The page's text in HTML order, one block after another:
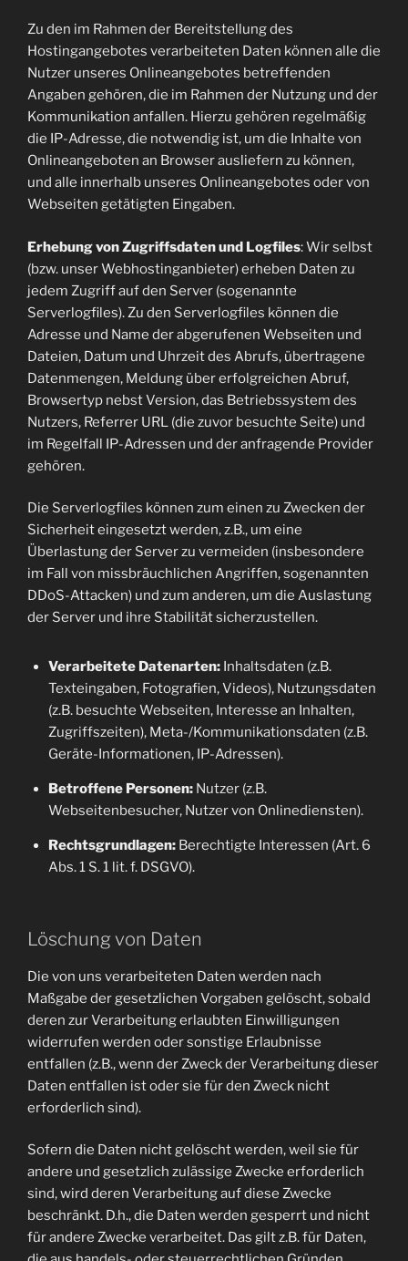
Zu den im Rahmen der Bereitstellung des
Hostingangebotes verarbeiteten Daten können alle die
Nutzer unseres Onlineangebotes betreffenden
Angaben gehören, die im Rahmen der Nutzung und der
Kommunikation anfallen. Hierzu gehören regelmäßig
die IP-Adresse, die notwendig ist, um die Inhalte von
Onlineangeboten an Browser ausliefern zu können,
und alle innerhalb unseres Onlineangebotes oder von
Webseiten getätigten Eingaben.
Erhebung von Zugriffsdaten und Logfiles: Wir selbst
(bzw. unser Webhostinganbieter) erheben Daten zu
jedem Zugriff auf den Server (sogenannte
Serverlogfiles). Zu den Serverlogfiles können die
Adresse und Name der abgerufenen Webseiten und
Dateien, Datum und Uhrzeit des Abrufs, übertragene
Datenmengen, Meldung über erfolgreichen Abruf,
Browsertyp nebst Version, das Betriebssystem des
Nutzers, Referrer URL (die zuvor besuchte Seite) und
im Regelfall IP-Adressen und der anfragende Provider
gehören.
Die Serverlogfiles können zum einen zu Zwecken der
Sicherheit eingesetzt werden, z.B., um eine
Überlastung der Server zu vermeiden (insbesondere
im Fall von missbräuchlichen Angriffen, sogenannten
DDoS-Attacken) und zum anderen, um die Auslastung
der Server und ihre Stabilität sicherzustellen.
Verarbeitete Datenarten:Inhaltsdaten (z.B.
Texteingaben, Fotografien, Videos), Nutzungsdaten
(z.B. besuchte Webseiten, Interesse an Inhalten,
Zugriffszeiten), Meta-/Kommunikationsdaten (z.B.
Geräte-Informationen, IP-Adressen).
Betroffene Personen:Nutzer (z.B.
Webseitenbesucher, Nutzer von Onlinediensten).
Rechtsgrundlagen:Berechtigte Interessen (Art. 6
Abs. 1 S. 1 lit. f. DSGVO).
Löschung von Daten
Die von uns verarbeiteten Daten werden nach
Maßgabe der gesetzlichen Vorgaben gelöscht, sobald
deren zur Verarbeitung erlaubten Einwilligungen
widerrufen werden oder sonstige Erlaubnisse
entfallen (z.B., wenn der Zweck der Verarbeitung dieser
Daten entfallen ist oder sie für den Zweck nicht
erforderlich sind).
Sofern die Daten nicht gelöscht werden, weil sie für
andere und gesetzlich zulässige Zwecke erforderlich
sind, wird deren Verarbeitung auf diese Zwecke
beschränkt. D.h., die Daten werden gesperrt und nicht
für andere Zwecke verarbeitet. Das gilt z.B. für Daten,